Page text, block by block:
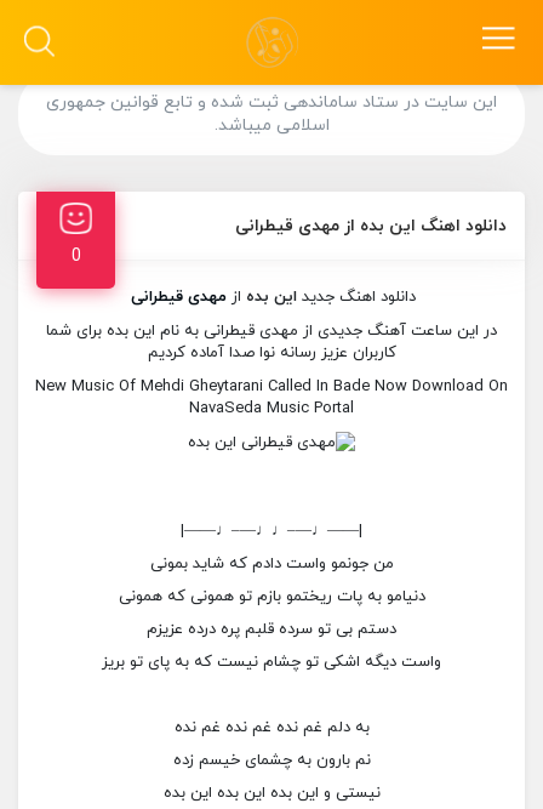
این سایت در ستاد ساماندهی ثبت شده و تابع قوانین جمهوری
اسلامی میباشد.
دانلود اهنگ این بده از مهدی قیطرانی
0
دانلود اهنگ جدیداین بده ازمهدی قیطرانی
در این ساعت آهنگ جدیدی از مهدی قیطرانی به نام این بده برای شما
کاربران عزیز رسانه نوا صدا آماده کردیم
New Music Of Mehdi Gheytarani Called In Bade Now Download On
NavaSeda Music Portal
|——♩—–♩♩—–♩——|
من جونمو واست دادم که شاید بمونی
دنیامو به پات ریختمو بازم تو همونی که همونی
دستم بی تو سرده قلبم پره درده عزیزم
واست دیگه اشکی تو چشام نیست که به پای تو بریز
به دلم غم نده غم نده غم نده
نم بارون به چشمای خیسم زده
نیستی و این بده این بده این بده